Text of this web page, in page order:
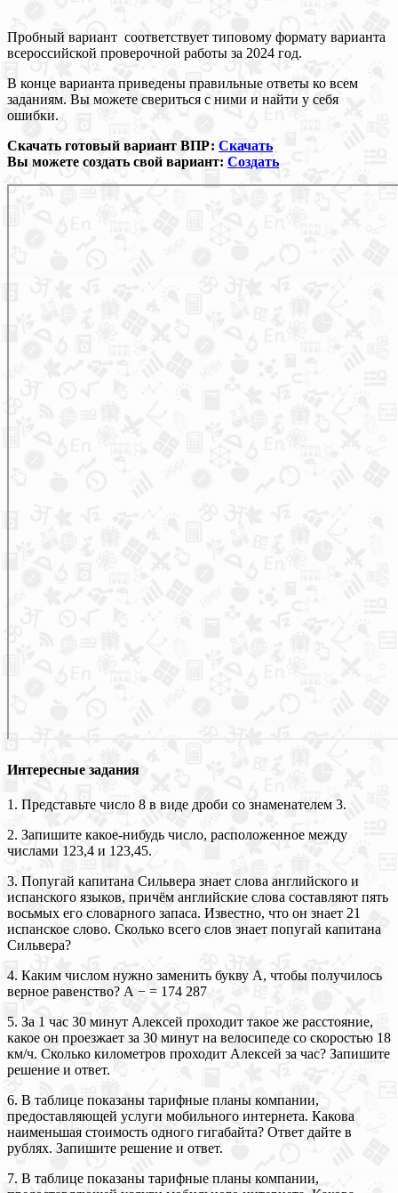
Пробный вариант соответствует типовому формату варианта
всероссийской проверочной работы за 2024 год.
В конце варианта приведены правильные ответы ко всем
заданиям. Вы можете свериться с ними и найти у себя
ошибки.
Скачать готовый вариант ВПР: Скачать
Вы можете создать свой вариант: Создать
Интересные задания
1. Представьте число 8 в виде дроби со знаменателем 3.
2. Запишите какое-нибудь число, расположенное между
числами 123,4 и 123,45.
3. Попугай капитана Сильвера знает слова английского и
испанского языков, причём английские слова составляют пять
восьмых его словарного запаса. Известно, что он знает 21
испанское слово. Сколько всего слов знает попугай капитана
Сильвера?
4. Каким числом нужно заменить букву А, чтобы получилось
верное равенство? А − = 174 287
5. За 1 час 30 минут Алексей проходит такое же расстояние,
какое он проезжает за 30 минут на велосипеде со скоростью 18
км/ч. Сколько километров проходит Алексей за час? Запишите
решение и ответ.
6. В таблице показаны тарифные планы компании,
предоставляющей услуги мобильного интернета. Какова
наименьшая стоимость одного гигабайта? Ответ дайте в
рублях. Запишите решение и ответ.
7. В таблице показаны тарифные планы компании,